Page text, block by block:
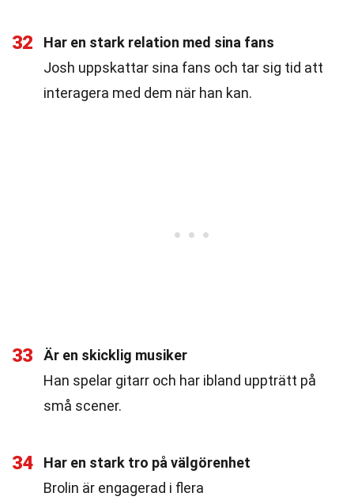
32
Har en stark relation med sina fans
Josh uppskattar sina fans och tar sig tid att
interagera med dem när han kan.
33
Är en skicklig musiker
Han spelar gitarr och har ibland uppträtt på
små scener.
34
Har en stark tro på välgörenhet
Brolin är engagerad i flera